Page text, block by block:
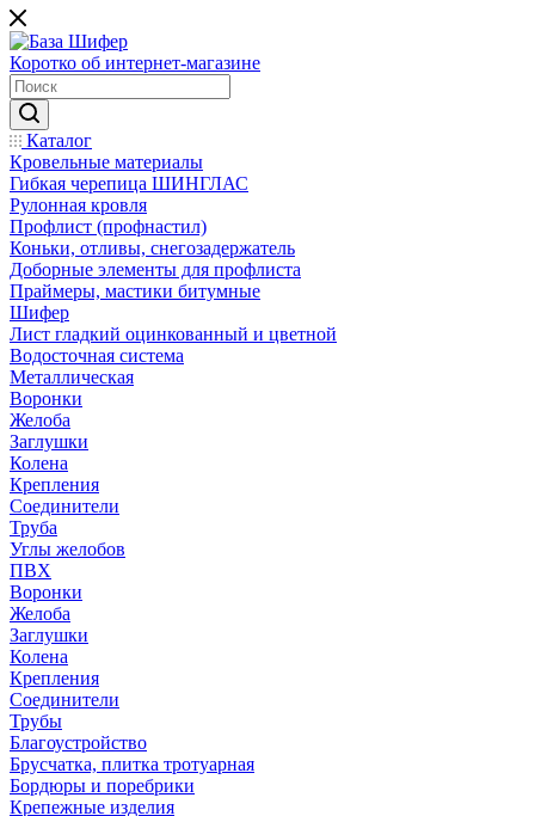
Коротко об интернет-магазине
Каталог
Кровельные материалы
Гибкая черепица ШИНГЛАС
Рулонная кровля
Профлист (профнастил)
Коньки, отливы, снегозадержатель
Доборные элементы для профлиста
Праймеры, мастики битумные
Шифер
Лист гладкий оцинкованный и цветной
Водосточная система
Металлическая
Воронки
Желоба
Заглушки
Колена
Крепления
Соединители
Труба
Углы желобов
ПВХ
Воронки
Желоба
Заглушки
Колена
Крепления
Соединители
Трубы
Благоустройство
Брусчатка, плитка тротуарная
Бордюры и поребрики
Крепежные изделия